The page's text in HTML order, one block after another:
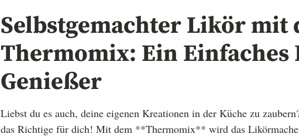
Selbstgemachter Likör mit
Thermomix: Ein Einfaches
Genießer
Liebst du es auch, deine eigenen Kreationen in der Küche zu
das Richtige für dich! Mit dem **Thermomix** wird das